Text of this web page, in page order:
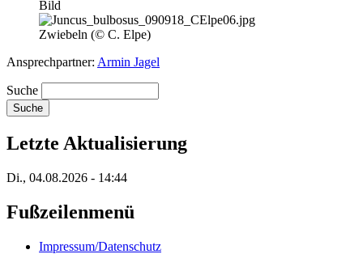
Bild
Zwiebeln (© C. Elpe)
Ansprechpartner: Armin Jagel
Suche
Letzte Aktualisierung
Di., 04.08.2026 - 14:44
Fußzeilenmenü
Impressum/Datenschutz